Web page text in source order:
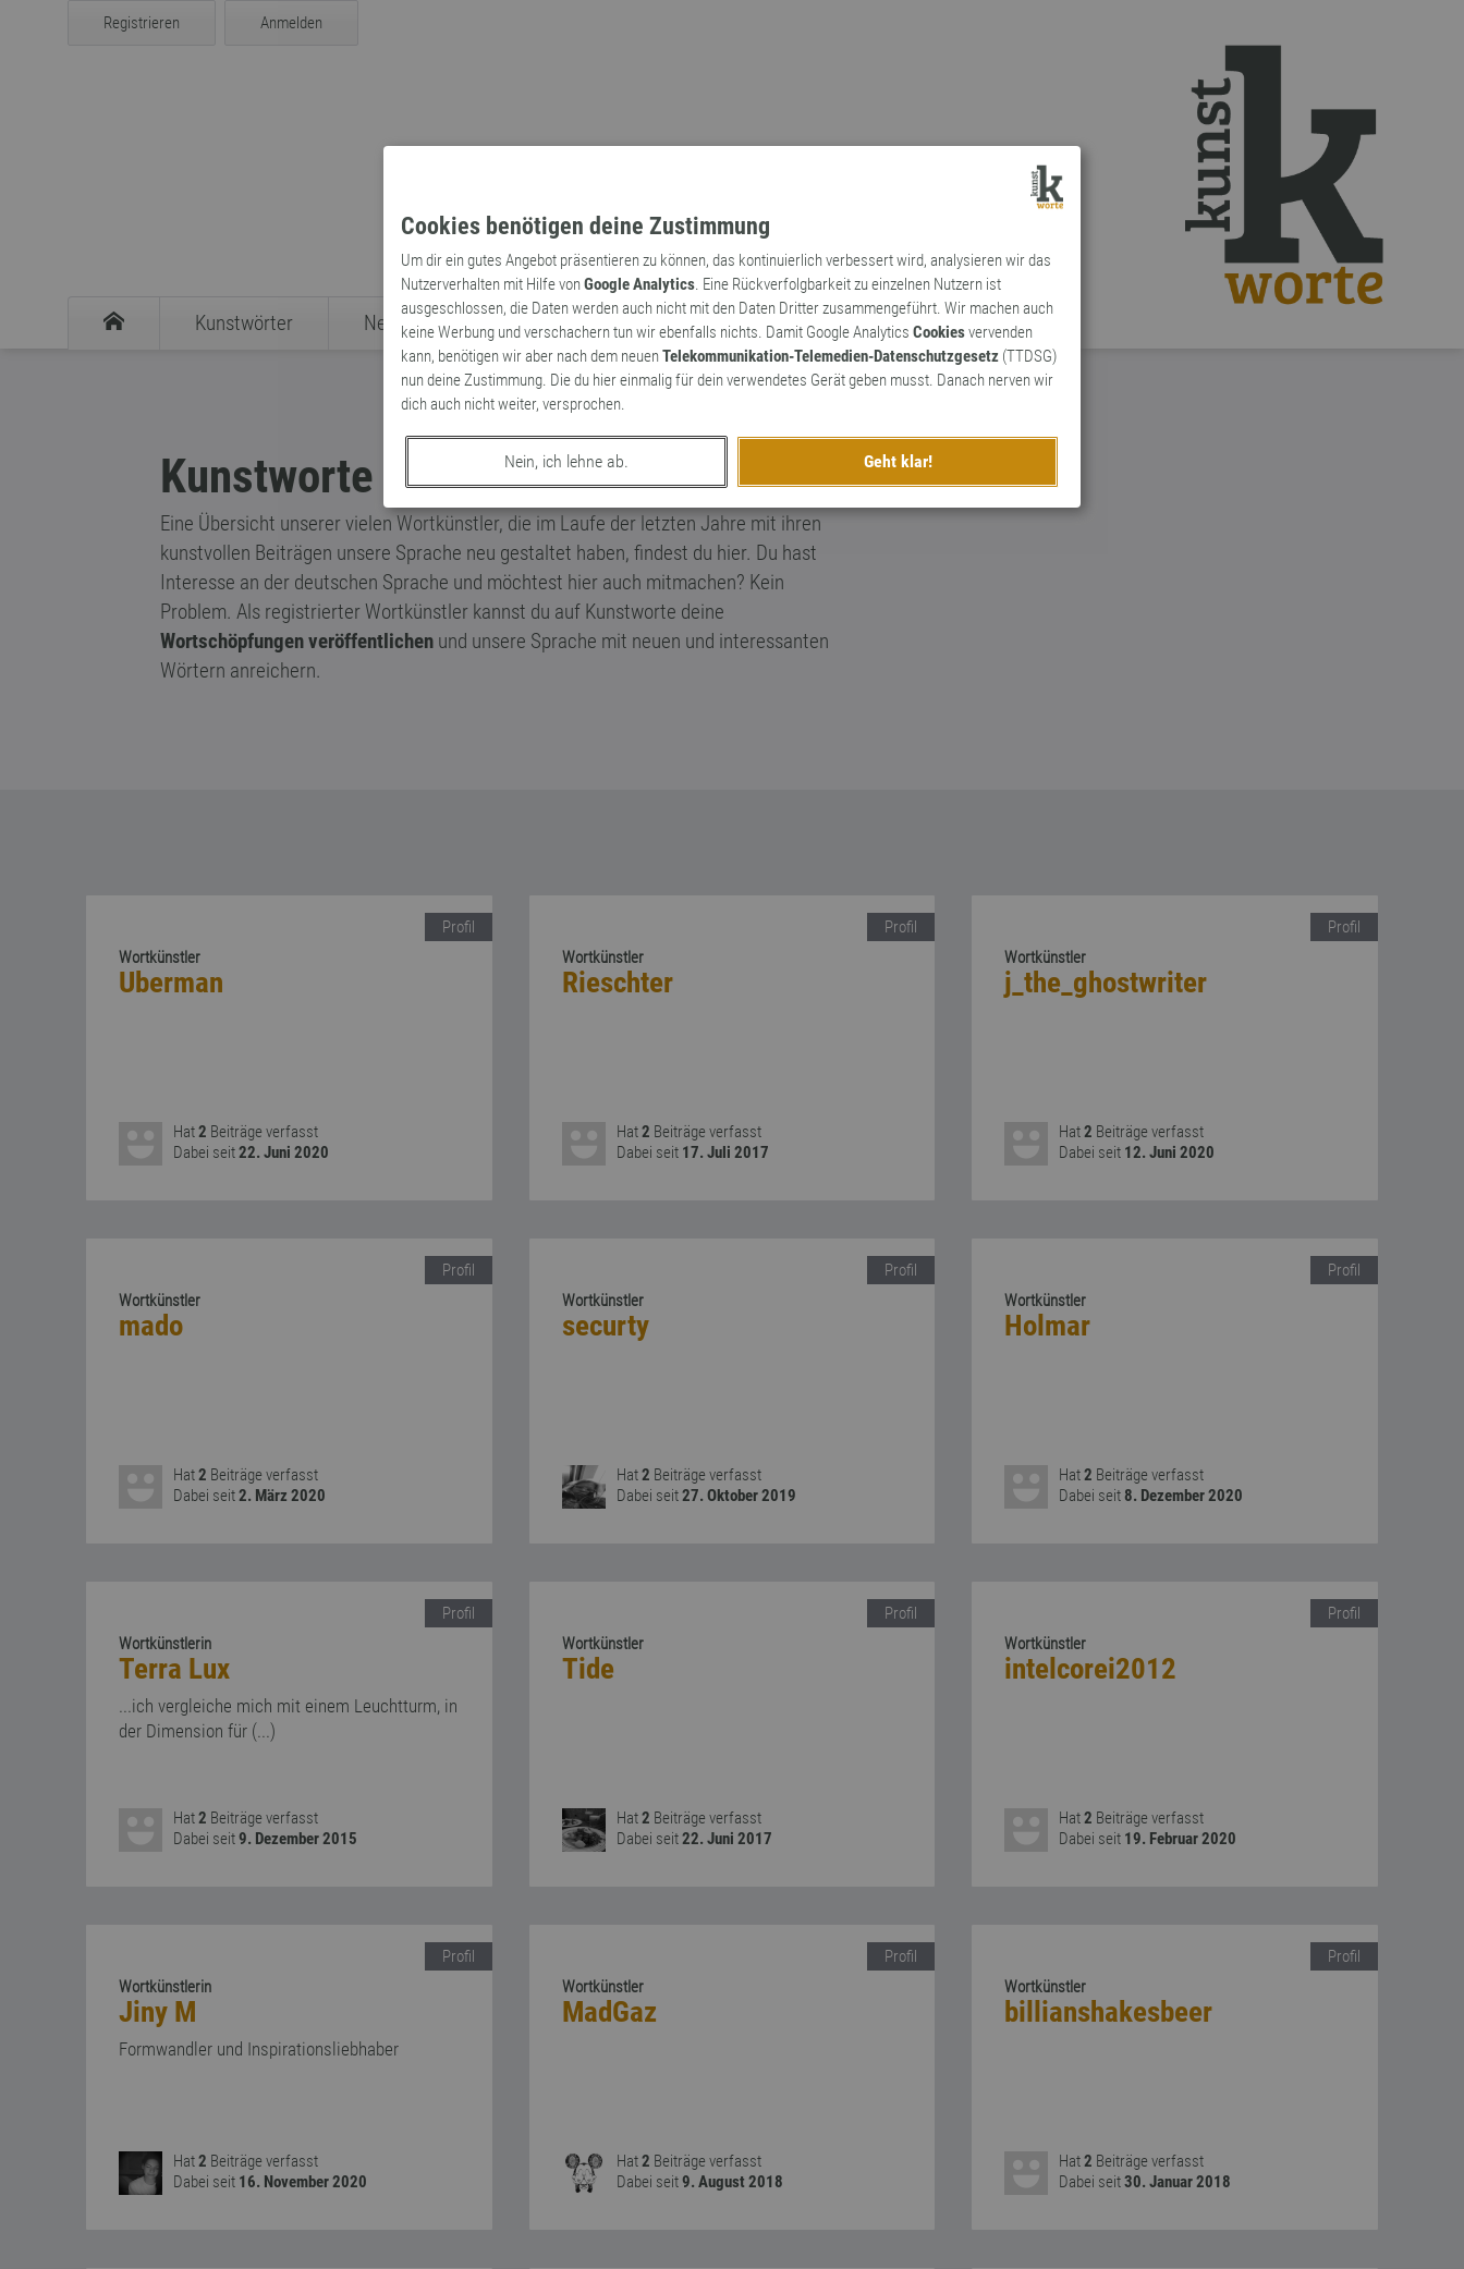
Cookies benötigen deine Zustimmung
Um dir ein gutes Angebot präsentieren zu können, das kontinuierlich verbessert wird, analysieren wir das
Nutzerverhalten mit Hilfe vonGoogle Analytics. Eine Rückverfolgbarkeit zu einzelnen Nutzern ist
ausgeschlossen, die Daten werden auch nicht mit den Daten Dritter zusammengeführt. Wir machen auch
keine Werbung und verschachern tun wir ebenfalls nichts. Damit Google Analytics Cookiesvervenden
kann, benötigen wir aber nach dem neuenTelekommunikation-Telemedien-Datenschutzgesetz (TTDSG)
nun deine Zustimmung. Die du hier einmalig für dein verwendetes Gerät geben musst. Danach nerven wir
dich auch nicht weiter, versprochen.
Nein, ich lehne ab. Geht klar!
Registrieren Anmelden
Kunstwörter Neologismen Archaismen Markennamen
Kunstworte – Liga der Wortkünstler
Eine Übersicht unserer vielen Wortkünstler, die im Laufe der letzten Jahre mit ihren
kunstvollen Beiträgen unsere Sprache neu gestaltet haben, findest du hier. Du hast
Interesse an der deutschen Sprache und möchtest hier auch mitmachen? Kein
Problem. Als registrierter Wortkünstler kannst du auf Kunstworte deine
Wortschöpfungen veröffentlichen und unsere Sprache mit neuen und interessanten
Wörtern anreichern.
Profil
Wortkünstler
Uberman
Hat2 Beiträge verfasst
Dabei seit22. Juni 2020
Profil
Wortkünstler
Rieschter
Hat2 Beiträge verfasst
Dabei seit 17. Juli 2017
Profil
Wortkünstler
j_the_ghostwriter
Hat2 Beiträge verfasst
Dabei seit 12. Juni 2020
Profil
Wortkünstler
mado
Hat2 Beiträge verfasst
Dabei seit2. März 2020
Profil
Wortkünstler
securty
Hat2 Beiträge verfasst
Dabei seit27. Oktober 2019
Profil
Wortkünstler
Holmar
Hat2 Beiträge verfasst
Dabei seit8. Dezember 2020
Profil
Wortkünstlerin
Terra Lux
...ich vergleiche mich mit einem Leuchtturm, in
der Dimension für (...)
Hat2 Beiträge verfasst
Dabei seit9. Dezember 2015
Profil
Wortkünstler
Tide
Hat2 Beiträge verfasst
Dabei seit22. Juni 2017
Profil
Wortkünstler
intelcorei2012
Hat2 Beiträge verfasst
Dabei seit 19. Februar 2020
Profil
Wortkünstlerin
Jiny M
Formwandler und Inspirationsliebhaber
Hat2 Beiträge verfasst
Dabei seit 16. November 2020
Profil
Wortkünstler
MadGaz
Hat2 Beiträge verfasst
Dabei seit9. August 2018
Profil
Wortkünstler
billianshakesbeer
Hat2 Beiträge verfasst
Dabei seit30. Januar 2018